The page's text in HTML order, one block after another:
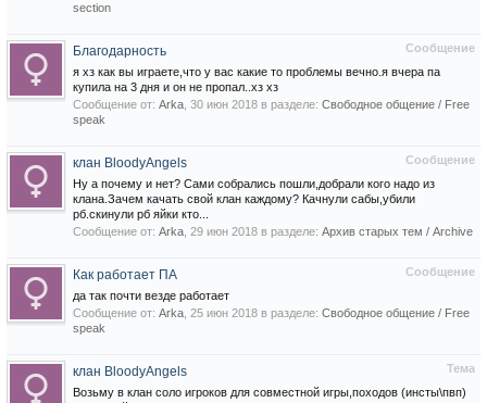
section
Сообщение
Благодарность
я хз как вы играете,что у вас какие то проблемы вечно.я вчера па
купила на 3 дня и он не пропал..хз хз
Сообщение от: Arka 30 июн 2018 в разделе: Свободное общение / Free
speak
Сообщение
клан BloodyAngels
Ну а почему и нет? Сами собрались пошли,добрали кого надо из
клана.Зачем качать свой клан каждому? Качнули сабы,убили
рб.скинули рб яйки кто...
Сообщение от: Arka 29 июн 2018 в разделе: Архив старых тем / Archive
Сообщение
Как работает ПА
да так почти везде работает
Сообщение от: Arka 25 июн 2018 в разделе: Свободное общение / Free
speak
Тема
клан BloodyAngels
Возьму в клан соло игроков для совместной игры,походов (инсты\пвп)